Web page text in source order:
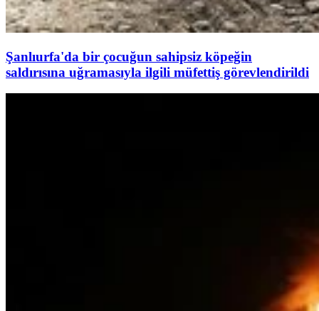
Şanlıurfa'da bir çocuğun sahipsiz köpeğin
saldırısına uğramasıyla ilgili müfettiş görevlendirildi